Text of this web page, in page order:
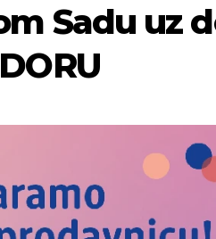
Sadu uz